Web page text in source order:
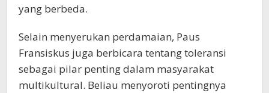
yang berbeda.
Selain menyerukan perdamaian, Paus
Fransiskus juga berbicara tentang toleransi
sebagai pilar penting dalam masyarakat
multikultural. Beliau menyoroti pentingnya